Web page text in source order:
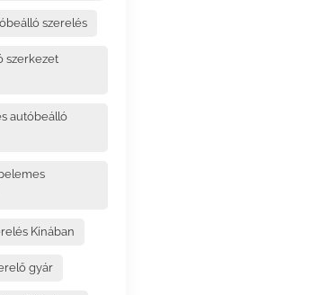
szerelés
szerkezet
autóbeálló
Kínában
gyár